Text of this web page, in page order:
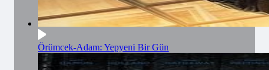
Örümcek-Adam: Yepyeni Bir Gün